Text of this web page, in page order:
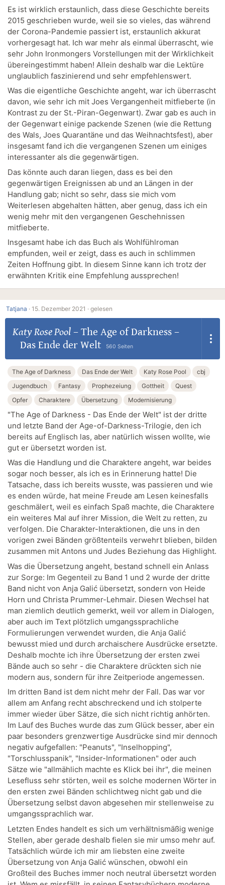
Es ist wirklich erstaunlich, dass diese Geschichte bereits
2015 geschrieben wurde, weil sie so vieles, das während
der Corona-Pandemie passiert ist, erstaunlich akkurat
vorhergesagt hat. Ich war mehr als einmal überrascht, wie
sehr John Ironmongers Vorstellungen mit der Wirklichkeit
übereingestimmt haben! Allein deshalb war die Lektüre
unglaublich faszinierend und sehr empfehlenswert.
Was die eigentliche Geschichte angeht, war ich überrascht
davon, wie sehr ich mit Joes Vergangenheit mitfieberte (in
Kontrast zu der St.-Piran-Gegenwart). Zwar gab es auch in
der Gegenwart einige packende Szenen (wie die Rettung
des Wals, Joes Quarantäne und das Weihnachtsfest), aber
insgesamt fand ich die vergangenen Szenen um einiges
interessanter als die gegenwärtigen.
Das könnte auch daran liegen, dass es bei den
gegenwärtigen Ereignissen ab und an Längen in der
Handlung gab; nicht so sehr, dass sie mich vom
Weiterlesen abgehalten hätten, aber genug, dass ich ein
wenig mehr mit den vergangenen Geschehnissen
mitfieberte.
Insgesamt habe ich das Buch als Wohlfühlroman
empfunden, weil er zeigt, dass es auch in schlimmen
Zeiten Hoffnung gibt. In diesem Sinne kann ich trotz der
erwähnten Kritik eine Empfehlung aussprechen!
Tatjana · 15. Dezember 2021 · gelesen
Katy Rose Pool– The Age of Darkness –
Das Ende der Welt
560 Seiten
The Age of Darkness Das Ende der Welt Katy Rose Pool
cbj
Jugendbuch
Fantasy Prophezeiung Gottheit
Quest
Opfer
Charaktere Übersetzung Modernisierung
"The Age of Darkness - Das Ende der Welt" ist der dritte
und letzte Band der Age-of-Darkness-Trilogie, den ich
bereits auf Englisch las, aber natürlich wissen wollte, wie
gut er übersetzt worden ist.
Was die Handlung und die Charaktere angeht, war beides
sogar noch besser, als ich es in Erinnerung hatte! Die
Tatsache, dass ich bereits wusste, was passieren und wie
es enden würde, hat meine Freude am Lesen keinesfalls
geschmälert, weil es einfach Spaß machte, die Charaktere
ein weiteres Mal auf ihrer Mission, die Welt zu retten, zu
verfolgen. Die Charakter-Interaktionen, die uns in den
vorigen zwei Bänden größtenteils verwehrt blieben, bilden
zusammen mit Antons und Judes Beziehung das Highlight.
Was die Übersetzung angeht, bestand schnell ein Anlass
zur Sorge: Im Gegenteil zu Band 1 und 2 wurde der dritte
Band nicht von Anja Galić übersetzt, sondern von Heide
Horn und Christa Prummer-Lehmair. Diesen Wechsel hat
man ziemlich deutlich gemerkt, weil vor allem in Dialogen,
aber auch im Text plötzlich umgangssprachliche
Formulierungen verwendet wurden, die Anja Galić
bewusst mied und durch archaischere Ausdrücke ersetzte.
Deshalb mochte ich ihre Übersetzung der ersten zwei
Bände auch so sehr - die Charaktere drückten sich nie
modern aus, sondern für ihre Zeitperiode angemessen.
Im dritten Band ist dem nicht mehr der Fall. Das war vor
allem am Anfang recht abschreckend und ich stolperte
immer wieder über Sätze, die sich nicht richtig anhörten.
Im Lauf des Buches wurde das zum Glück besser, aber ein
paar besonders grenzwertige Ausdrücke sind mir dennoch
negativ aufgefallen: "Peanuts", "Inselhopping",
"Torschlusspanik", "Insider-Informationen" oder auch
Sätze wie "allmählich machte es Klick bei ihr", die meinen
Lesefluss sehr störten, weil es solche modernen Wörter in
den ersten zwei Bänden schlichtweg nicht gab und die
Übersetzung selbst davon abgesehen mir stellenweise zu
umgangssprachlich war.
Letzten Endes handelt es sich um verhältnismäßig wenige
Stellen, aber gerade deshalb fielen sie mir umso mehr auf.
Tatsächlich würde ich mir am liebsten eine zweite
Übersetzung von Anja Galić wünschen, obwohl ein
Großteil des Buches immer noch neutral übersetzt worden